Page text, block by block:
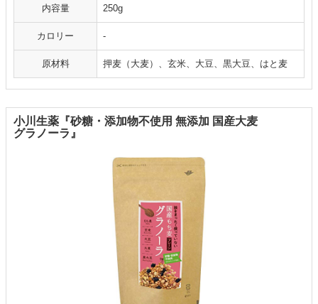
内容量 250g
カロリー -
原材料 押麦（大麦）、玄米、大豆、黒大豆、はと麦
小川生薬『砂糖・添加物不使用 無添加 国産大麦
グラノーラ』